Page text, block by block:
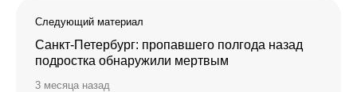
Следующий материал
Санкт-Петербург: пропавшего полгода назад
подростка обнаружили мертвым
3 месяца назад